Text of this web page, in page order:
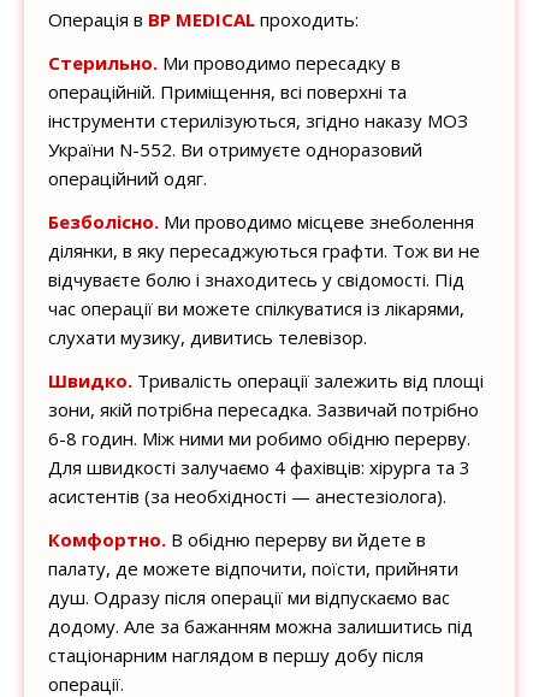
Операція в BP MEDICAL проходить:
Стерильно. Ми проводимо пересадку в
операційній. Приміщення, всі поверхні та
інструменти стерилізуються, згідно наказу МОЗ
України N-552. Ви отримуєте одноразовий
операційний одяг.
Безболісно. Ми проводимо місцеве знеболення
ділянки, в яку пересаджуються графти. Тож ви не
відчуваєте болю і знаходитесь у свідомості. Під
час операції ви можете спілкуватися із лікарями,
слухати музику, дивитись телевізор.
Швидко. Тривалість операції залежить від площі
зони, якій потрібна пересадка. Зазвичай потрібно
6-8 годин. Між ними ми робимо обідню перерву.
Для швидкості залучаємо 4 фахівців: хірурга та 3
асистентів (за необхідності — анестезіолога).
Комфортно. В обідню перерву ви йдете в
палату, де можете відпочити, поїсти, прийняти
душ. Одразу після операції ми відпускаємо вас
додому. Але за бажанням можна залишитись під
стаціонарним наглядом в першу добу після
операції.